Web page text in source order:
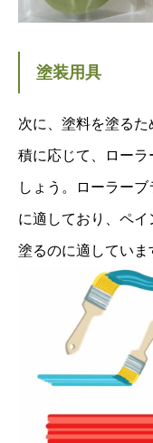
塗装用具
次に、塗料を塗る
積に応じて、ローラ
しょう。ローラー
に適しており、ペ
塗るのに適していま